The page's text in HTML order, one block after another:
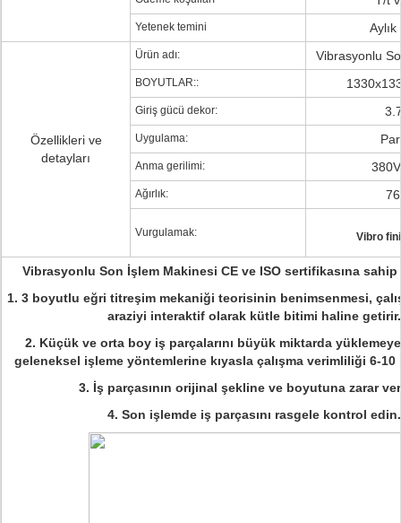
Yetenek temini
Özellikleri ve
detayları
Ürün adı: Vibrasyonlu
BOYUTLAR::
Giriş gücü dekor:
Uygulama:
Anma gerilimi:
Ağırlık:
Vurgulamak: Vibro
Vibrasyonlu Son İşlem Makinesi CE ve ISO sertifikasına
1. 3 boyutlu eğri titreşim mekaniği teorisinin benimsenmesi,
araziyi interaktif olarak kütle bitimi haline getirir.
2. Küçük ve orta boy iş parçalarını büyük miktarda
geleneksel işleme yöntemlerine kıyasla çalışma verimliliği 6-10
3. İş parçasının orijinal şekline ve boyutuna zarar
4. Son işlemde iş parçasını rasgele kontrol edin.